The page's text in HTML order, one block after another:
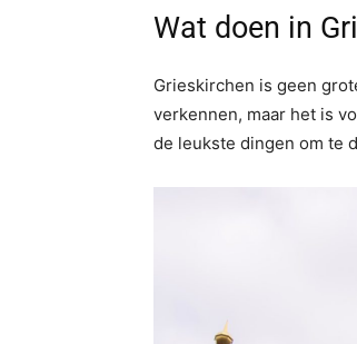
Wat doen in
Grieskirchen is geen
verkennen, maar het is
de leukste dingen om te